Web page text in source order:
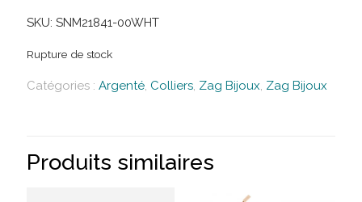
SKU: SNM21841-00WHT
Rupture de stock
Catégories : Argenté, Colliers, Zag Bijoux, Zag Bijoux
Produits similaires